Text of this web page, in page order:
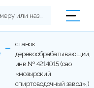
станок
деревообрабатывающий,
инв.№ 4214015 (оао
«мозырский
спиртоводочный завод»,)